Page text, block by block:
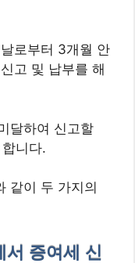
로부터 3개월 안
고 및 납부를 해
달하여 신고할
니다.
같이 두 가지의
서 증여세 신